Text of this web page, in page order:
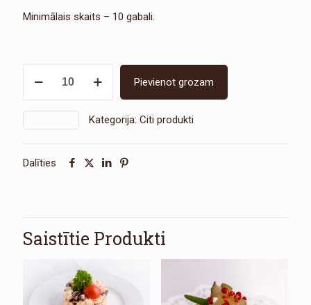
Minimālais skaits – 10 gabali.
Pievienot grozam
Kategorija: Citi produkti
Dalīties
Saistītie Produkti